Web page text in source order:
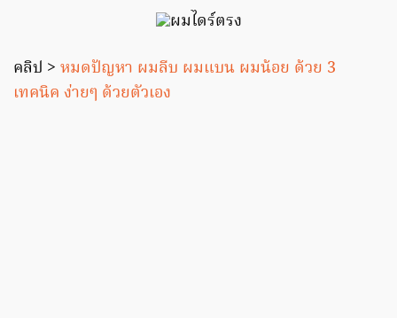
คลิป > หมดปัญหา ผมลีบ ผมแบน ผมน้อย ด้วย 3
เทคนิค ง่ายๆ ด้วยตัวเอง